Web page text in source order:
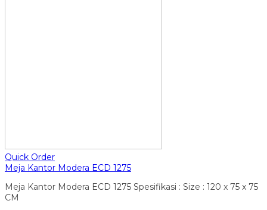
Quick Order
Meja Kantor Modera ECD 1275
Meja Kantor Modera ECD 1275 Spesifikasi : Size : 120 x 75 x 75
CM